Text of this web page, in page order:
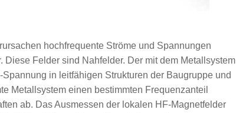
hochfrequente Ströme und Spannungen
Felder sind Nahfelder. Der mit dem Metallsystem
in leitfähigen Strukturen der Baugruppe und
Metallsystem einen bestimmten Frequenzanteil
ab. Das Ausmessen der lokalen HF-Magnetfelder